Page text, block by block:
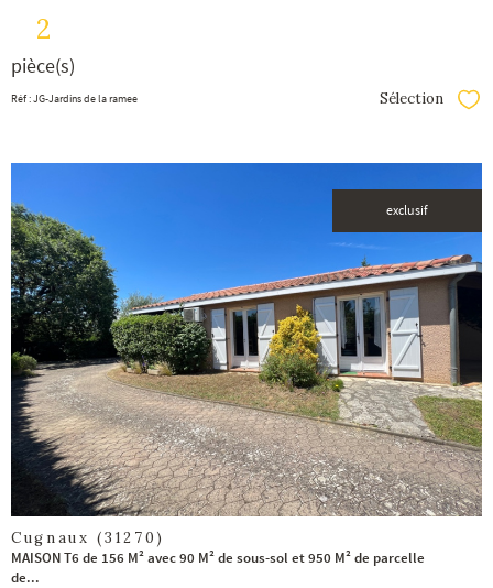
2
pièce(s)
Réf : JG-Jardins de la ramee Sélection
exclusif
voir le
bien
Cugnaux (31270)
MAISON T6 de 156 M² avec 90 M² de sous-sol et 950 M² de parcelle
de...